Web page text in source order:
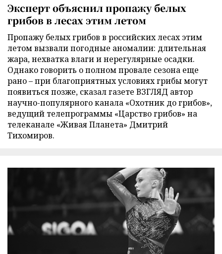
Эксперт объяснил пропажу белых
грибов в лесах этим летом
Пропажу белых грибов в российских лесах этим
летом вызвали погодные аномалии: длительная
жара, нехватка влаги и нерегулярные осадки.
Однако говорить о полном провале сезона еще
рано – при благоприятных условиях грибы могут
появиться позже, сказал газете ВЗГЛЯД автор
научно-популярного канала «Охотник до грибов»,
ведущий телепрограммы «Царство грибов» на
телеканале «Живая Планета» Дмитрий
Тихомиров.